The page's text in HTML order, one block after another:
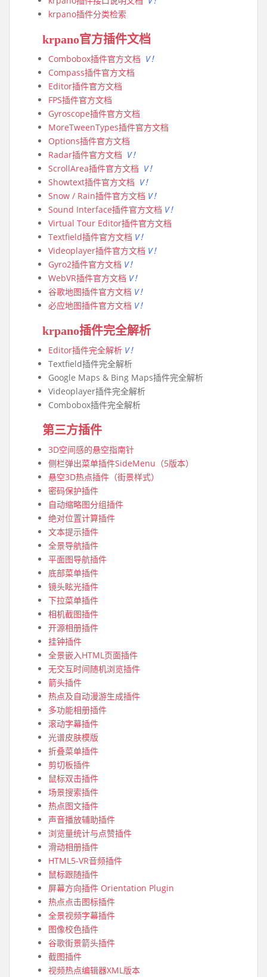
krpano插件分类检索
krpano官方插件文档
Combobox插件官方文档 V！
Compass插件官方文档
Editor插件官方文档
FPS插件官方文档
Gyroscope插件官方文档
MoreTweenTypes插件官方文档
Options插件官方文档
Radar插件官方文档 V！
ScrollArea插件官方文档 V！
Showtext插件官方文档 V！
Snow / Rain插件官方文档 V！
Sound Interface插件官方文档 V！
Virtual Tour Editor插件官方文档
Textfield插件官方文档 V！
Videoplayer插件官方文档 V！
Gyro2插件官方文档 V！
WebVR插件官方文档 V！
谷歌地图插件官方文档 V！
必应地图插件官方文档 V！
krpano插件完全解析
Editor插件完全解析 V！
Textfield插件完全解析
Google Maps & Bing Maps插件完全解析
Videoplayer插件完全解析
Combobox插件完全解析
第三方插件
3D空间感的悬空指南针
侧栏弹出菜单插件SideMenu（5版本）
悬空3D热点插件（街景样式）
密码保护插件
自动缩略图分组插件
绝对位置计算插件
文本提示插件
全景导航插件
平面图导航插件
底部菜单插件
镜头眩光插件
下拉菜单插件
相机截图插件
开源相册插件
挂钟插件
全景嵌入HTML页面插件
无交互时间随机浏览插件
箭头插件
热点及自动漫游生成插件
多功能相册插件
滚动字幕插件
光谱皮肤模版
折叠菜单插件
剪切板插件
鼠标双击插件
场景搜索插件
热点图文插件
声音播放辅助插件
浏览量统计与点赞插件
滑动相册插件
HTML5-VR音频插件
鼠标跟随插件
屏幕方向插件 Orientation Plugin
热点点击图标插件
全景视频字幕插件
图像校色插件
谷歌街景箭头插件
截图插件
视频热点编辑器XML版本